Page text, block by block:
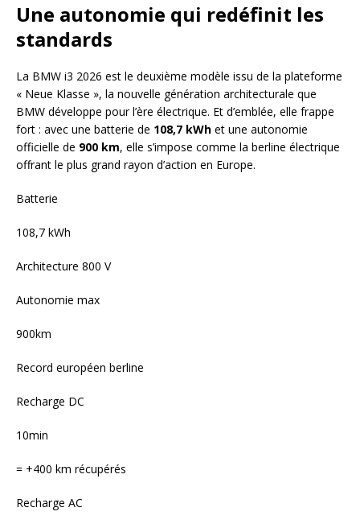
Une autonomie qui redéfinit les
standards
La BMW i3 2026 est le deuxième modèle issu de la plateforme
« Neue Klasse », la nouvelle génération architecturale que
BMW développe pour l’ère électrique. Et d’emblée, elle frappe
fort : avec une batterie de 108,7 kWh et une autonomie
officielle de 900 km, elle s’impose comme la berline électrique
offrant le plus grand rayon d’action en Europe.
Batterie
108,7 kWh
Architecture 800 V
Autonomie max
900km
Record européen berline
Recharge DC
10min
= +400 km récupérés
Recharge AC